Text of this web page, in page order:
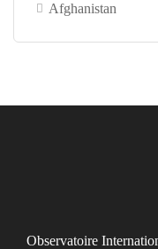
Afghanistan
Observatoire